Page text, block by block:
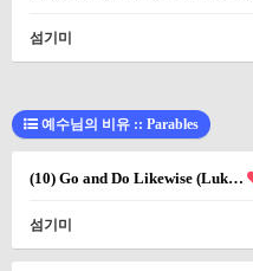
섬기미
예수님의 비유 :: Parables
(10) Go and Do Likewise (Luk…
섬기미